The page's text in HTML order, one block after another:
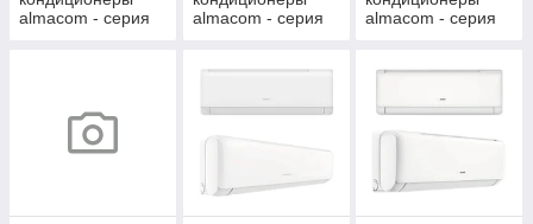
almacom - серия
almacom - серия
almacom - серия